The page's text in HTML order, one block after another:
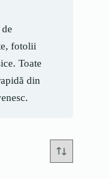
fotolii
Toate
din